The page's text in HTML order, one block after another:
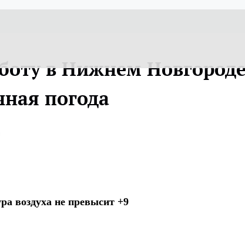
в Нижнем
погода
воздуха не превысит +9